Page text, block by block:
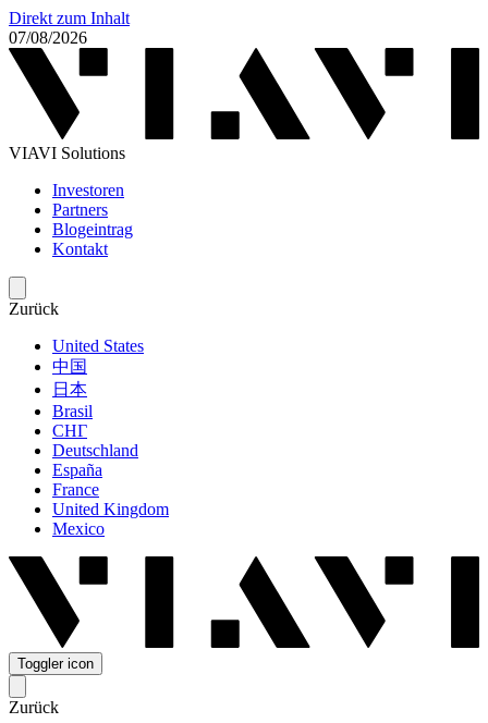
Direkt zum Inhalt
07/08/2026
VIAVI Solutions
Investoren
Partners
Blogeintrag
Kontakt
Zurück
United States
中国
日本
Brasil
СНГ
Deutschland
España
France
United Kingdom
Mexico
Toggler icon
Zurück